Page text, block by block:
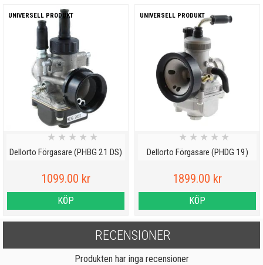
UNIVERSELL PRODUKT
Dellorto Förgasare (PHBG 21 DS)
★ ★ ★ ★ ★
1099.00 kr
KÖP
UNIVERSELL PRODUKT
Dellorto Förgasare (PHDG 19)
★ ★ ★ ★ ★
1899.00 kr
KÖP
RECENSIONER
Produkten har inga recensioner